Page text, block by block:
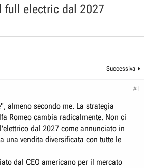
full electric dal 2027
Successiva
#1
almeno secondo me. La strategia
Romeo cambia radicalmente. Non ci
dal 2027 come annunciato in
una vendita diversificata con tutte le
dal CEO americano per il mercato